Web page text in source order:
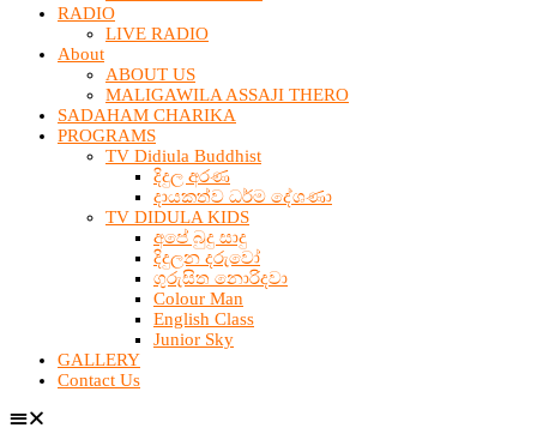
RADIO
LIVE RADIO
About
ABOUT US
MALIGAWILA ASSAJI THERO
SADAHAM CHARIKA
PROGRAMS
TV Didiula Buddhist
දිදුල අරණ
දායකත්ව ධර්ම දේශණා
TV DIDULA KIDS
අපේ බුදු සාදු
දිදුලන දරුවෝ
ගුරුසිත නොරිදවා
Colour Man
English Class
Junior Sky
GALLERY
Contact Us